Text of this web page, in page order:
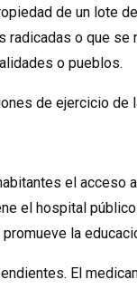
de un lote
radicadas o que
o pueblos.
de ejercicio de
el acceso
el hospital
la
El